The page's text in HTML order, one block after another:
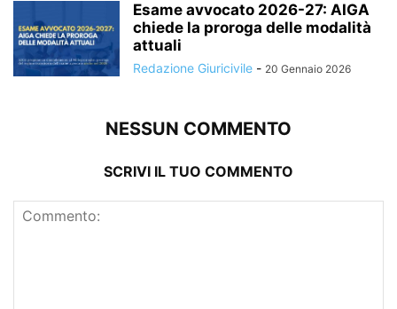
Esame avvocato 2026-27: AIGA
chiede la proroga delle modalità
attuali
Redazione Giuricivile - 20 Gennaio 2026
NESSUN COMMENTO
SCRIVI IL TUO COMMENTO